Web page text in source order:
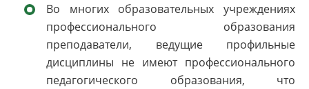
Во многих образовательных учреждениях
профессионального образования
преподаватели, ведущие профильные
дисциплины не имеют профессионального
педагогического образования, что